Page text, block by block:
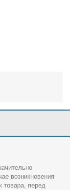
возникновения
товара, перед